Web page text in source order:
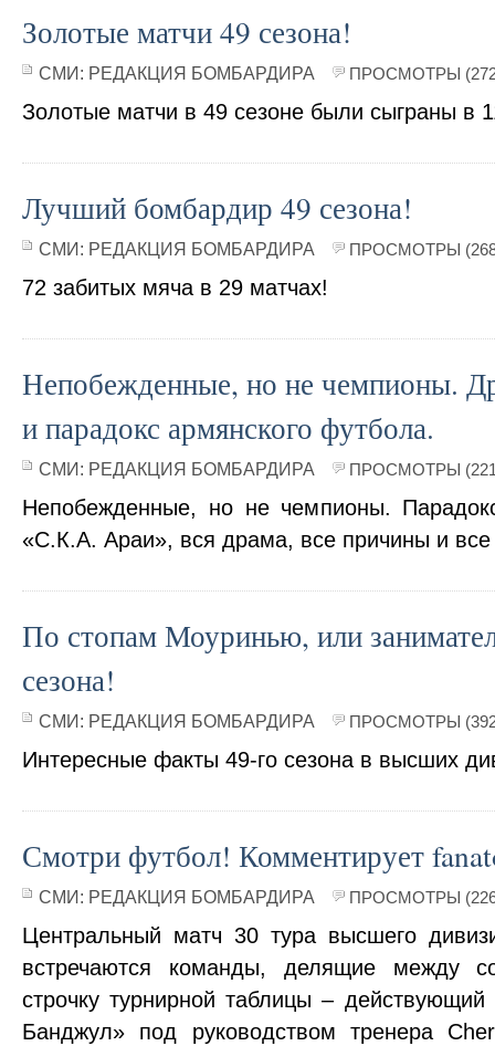
Золотые матчи 49 сезона!
СМИ: РЕДАКЦИЯ БОМБАРДИРА ПРОСМОТРЫ
Золотые матчи в 49 сезоне были сыграны в
Лучший бомбардир 49 сезона!
СМИ: РЕДАКЦИЯ БОМБАРДИРА ПРОСМОТРЫ
72 забитых мяча в 29 матчах!
Непобежденные, но не чемпионы.
и парадокс армянского футбола.
СМИ: РЕДАКЦИЯ БОМБАРДИРА ПРОСМОТРЫ
Непобежденные, но не чемпионы.
«С.К.А. Араи», вся драма, все причины и все
По стопам Моуринью, или
сезона!
СМИ: РЕДАКЦИЯ БОМБАРДИРА ПРОСМОТРЫ
Интересные факты 49-го сезона в высших
Смотри футбол! Комментирует
СМИ: РЕДАКЦИЯ БОМБАРДИРА ПРОСМОТРЫ
Центральный матч 30 тура высшего
встречаются команды, делящие между
строчку турнирной таблицы –
Банджул» под руководством тренера